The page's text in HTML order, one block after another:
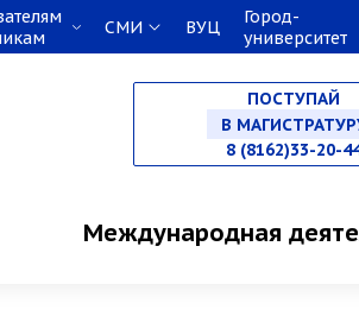
СМИ ВУЦ
Город-
университет
ПОСТУПАЙ
НА
В
8 (8162)33-20-
Международная